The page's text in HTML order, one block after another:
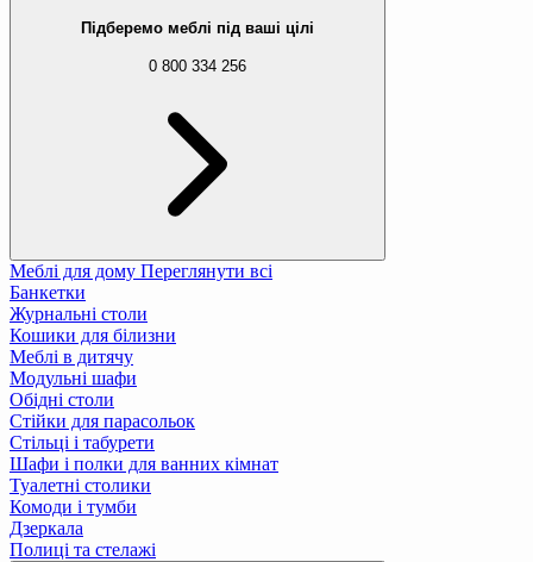
Підберемо меблі під ваші цілі
0 800 334 256
Меблі для дому Переглянути всі
Банкетки
Журнальні столи
Кошики для білизни
Меблі в дитячу
Модульні шафи
Обідні столи
Стійки для парасольок
Стільці і табурети
Шафи і полки для ванних кімнат
Туалетні столики
Комоди і тумби
Дзеркала
Полиці та стелажі